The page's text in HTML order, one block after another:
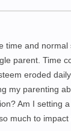
time and
parent. Time
eroded
my parenting
Am I setting
much to